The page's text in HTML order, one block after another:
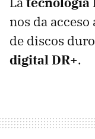
nos da
de discos
digital DR+.